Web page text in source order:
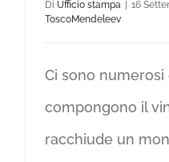
Di Ufficio stampa 16
ToscoMendeleev
Ci sono
compongono il
racchiude un